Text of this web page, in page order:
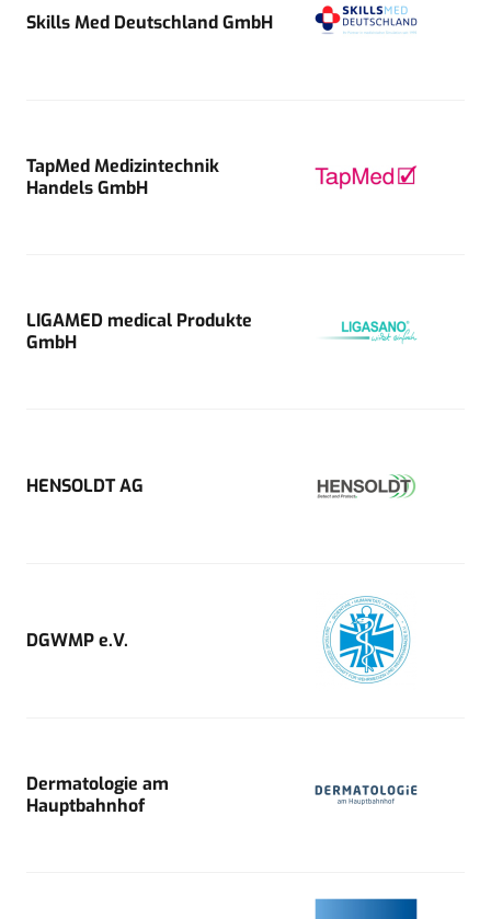
Skills Med Deutschland GmbH
TapMed Medizintechnik
Handels GmbH
LIGAMED medical Produkte
GmbH
HENSOLDT AG
DGWMP e.V.
Dermatologie am
Hauptbahnhof